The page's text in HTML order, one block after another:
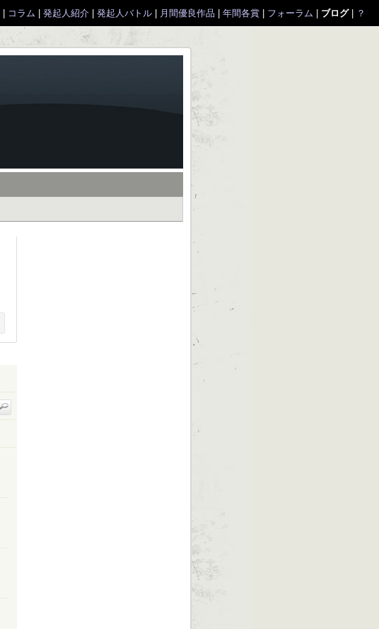
コラム 発起人紹介| 発起人バトル| 月間優良作品 年間各賞| フォーラム ブログ| ？